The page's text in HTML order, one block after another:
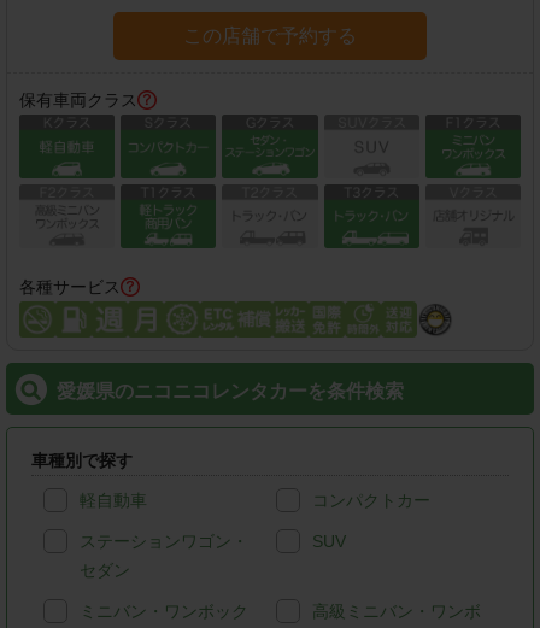
この店舗で予約する
保有車両クラス
各種サービス
愛媛県のニコニコレンタカーを条件検索
車種別で探す
軽自動車 コンパクトカー
ステーションワゴン・
セダン
SUV
ミニバン・ワンボック
高級ミニバン・ワンボ